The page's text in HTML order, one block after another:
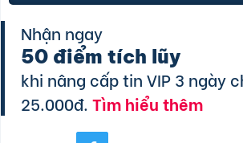
Nhận ngay
50 điểm tích lũy
khi nâng cấp tin VIP 3 ngày
25.000đ.Tìm hiểu thêm